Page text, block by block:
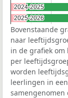
2024-2025
2024-2025
2025-2026
2025-2026
Bovenstaande
naar
in de grafiek
per
worden
leerlingen in
samengenomen